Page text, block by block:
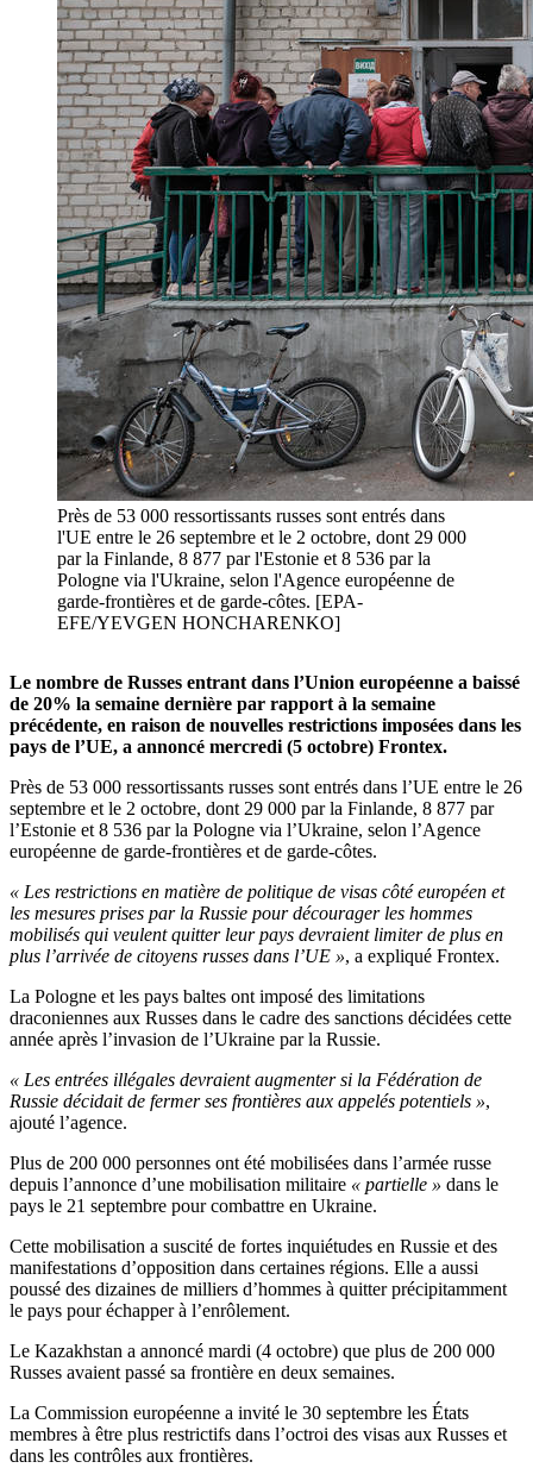
Près de 53 000 ressortissants russes sont entrés dans
l'UE entre le 26 septembre et le 2 octobre, dont 29 000
par la Finlande, 8 877 par l'Estonie et 8 536 par la
Pologne via l'Ukraine, selon l'Agence européenne de
garde-frontières et de garde-côtes. [EPA-
EFE/YEVGEN HONCHARENKO]
Le nombre de Russes entrant dans l’Union européenne a baissé
de 20% la semaine dernière par rapport à la semaine
précédente, en raison de nouvelles restrictions imposées dans les
pays de l’UE, a annoncé mercredi (5 octobre) Frontex.
Près de 53 000 ressortissants russes sont entrés dans l’UE entre le 26
septembre et le 2 octobre, dont 29 000 par la Finlande, 8 877 par
l’Estonie et 8 536 par la Pologne via l’Ukraine, selon l’Agence
européenne de garde-frontières et de garde-côtes.
« Les restrictions en matière de politique de visas côté européen et
les mesures prises par la Russie pour décourager les hommes
mobilisés qui veulent quitter leur pays devraient limiter de plus en
plus l’arrivée de citoyens russes dans l’UE », a expliqué Frontex.
La Pologne et les pays baltes ont imposé des limitations
draconiennes aux Russes dans le cadre des sanctions décidées cette
année après l’invasion de l’Ukraine par la Russie.
« Les entrées illégales devraient augmenter si la Fédération de
Russie décidait de fermer ses frontières aux appelés potentiels »,
ajouté l’agence.
Plus de 200 000 personnes ont été mobilisées dans l’armée russe
depuis l’annonce d’une mobilisation militaire « partielle » dans le
pays le 21 septembre pour combattre en Ukraine.
Cette mobilisation a suscité de fortes inquiétudes en Russie et des
manifestations d’opposition dans certaines régions. Elle a aussi
poussé des dizaines de milliers d’hommes à quitter précipitamment
le pays pour échapper à l’enrôlement.
Le Kazakhstan a annoncé mardi (4 octobre) que plus de 200 000
Russes avaient passé sa frontière en deux semaines.
La Commission européenne a invité le 30 septembre les États
membres à être plus restrictifs dans l’octroi des visas aux Russes et
dans les contrôles aux frontières.